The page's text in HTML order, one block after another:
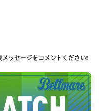
ッセージをコメントください❗️